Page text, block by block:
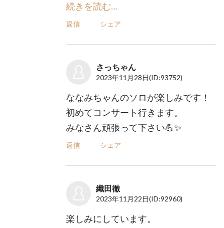
続きを読む…
返信 シェア
さっちゃん
2023年11月28日(ID:93752)
ななみちゃんのソロが楽しみです！
初めてコンサート行きます。
みなさん頑張って下さい💪✨
返信 シェア
織田徹
2023年11月22日(ID:92960)
楽しみにしています。